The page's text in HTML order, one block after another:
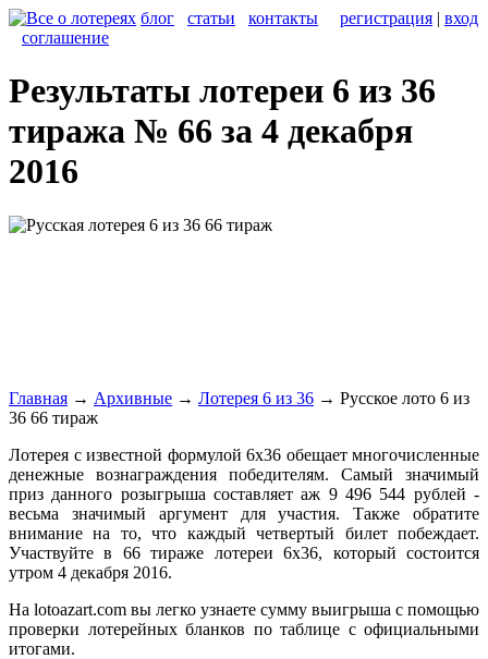
блог статьи контакты регистрация | вход
соглашение
Результаты лотереи 6 из 36
тиража № 66 за 4 декабря
2016
Главная → Архивные → Лотерея 6 из 36 → Русское лото 6 из
36 66 тираж
Лотерея с известной формулой 6x36 обещает многочисленные
денежные вознаграждения победителям. Самый значимый
приз данного розыгрыша составляет аж 9 496 544 рублей -
весьма значимый аргумент для участия. Также обратите
внимание на то, что каждый четвертый билет побеждает.
Участвуйте в 66 тираже лотереи 6x36, который состоится
утром 4 декабря 2016.
На lotoazart.com вы легко узнаете сумму выигрыша с помощью
проверки лотерейных бланков по таблице с официальными
итогами.